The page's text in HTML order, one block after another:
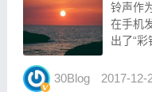
铃声作
在手机
出了“彩
没怎么
30Blog 2017-12-